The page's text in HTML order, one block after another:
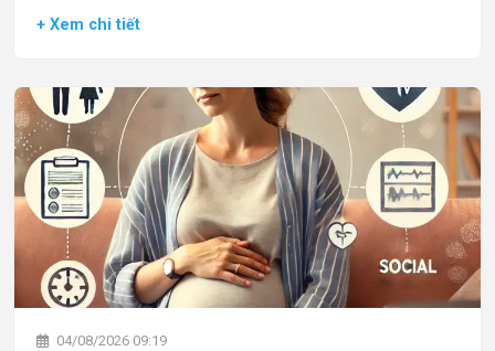
+ Xem chi tiết
04/08/2026 09:19